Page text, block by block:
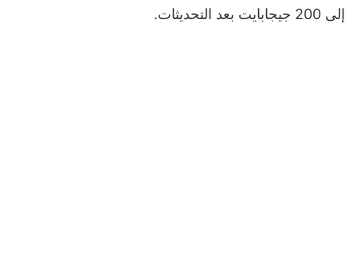
إلى 200 جيجابايت بعد التحديثات.